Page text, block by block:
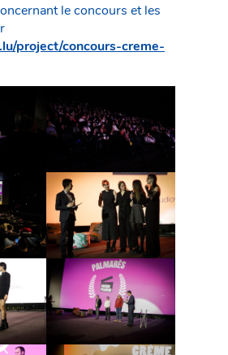
le concours et les
project/concours-creme-